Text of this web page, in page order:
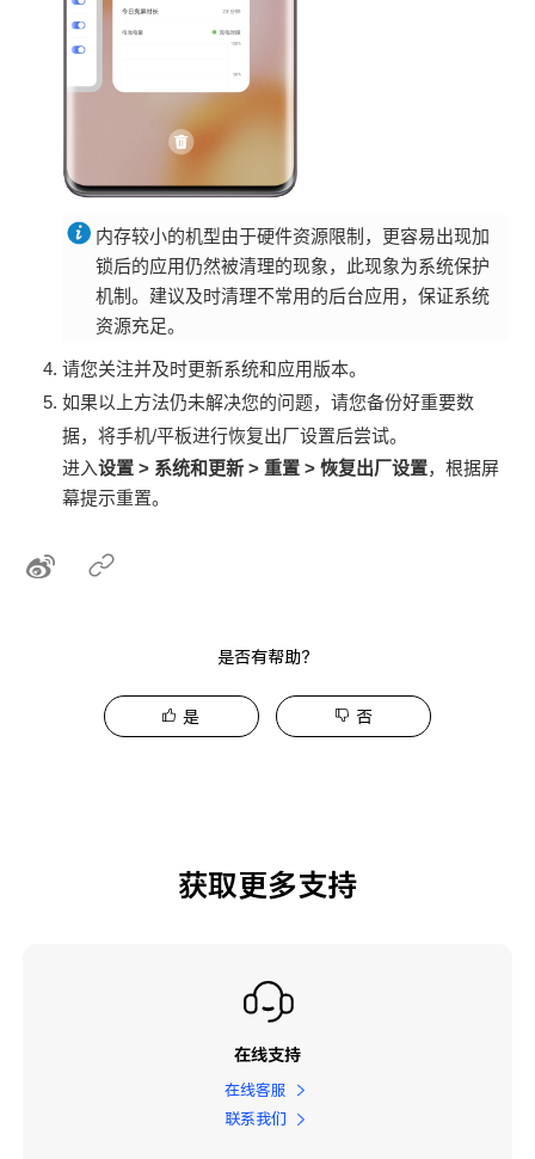
内存较小的机型由于硬件资源限制，更容易出现加
锁后的应用仍然被清理的现象，此现象为系统保护
机制。建议及时清理不常用的后台应用，保证系统
资源充足。
请您关注并及时更新系统和应用版本。
如果以上方法仍未解决您的问题，请您备份好重要数
据，将手机/平板进行恢复出厂设置后尝试。
进入设置 > 系统和更新 >重置 >恢复出厂设置，根据屏
幕提示重置。
是否有帮助？
是 否
获取更多支持
在线支持
在线客服
联系我们